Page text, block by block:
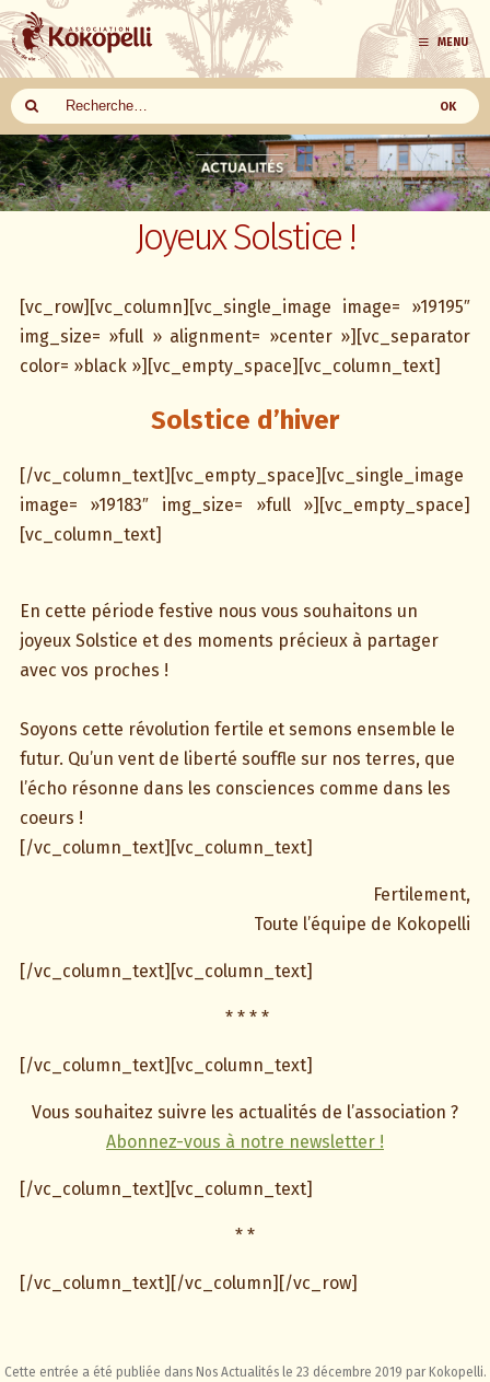
Aller
au
contenu
MENU
Joyeux Solstice !
[vc_row][vc_column][vc_single_image image= »19195″
img_size= »full » alignment= »center »][vc_separator
color= »black »][vc_empty_space][vc_column_text]
Solstice d’hiver
[/vc_column_text][vc_empty_space][vc_single_image
image= »19183″ img_size= »full »][vc_empty_space]
[vc_column_text]
En cette période festive nous vous souhaitons un
joyeux Solstice et des moments précieux à partager
avec vos proches !
Soyons cette révolution fertile et semons ensemble le
futur. Qu’un vent de liberté souffle sur nos terres, que
l’écho résonne dans les consciences comme dans les
coeurs !
[/vc_column_text][vc_column_text]
Fertilement,
Toute l’équipe de Kokopelli
[/vc_column_text][vc_column_text]
* * * *
[/vc_column_text][vc_column_text]
Vous souhaitez suivre les actualités de l’association ?
Abonnez-vous à notre newsletter !
[/vc_column_text][vc_column_text]
* *
[/vc_column_text][/vc_column][/vc_row]
Cette entrée a été publiée dans Nos Actualitésle 23 décembre 2019 par Kokopelli.